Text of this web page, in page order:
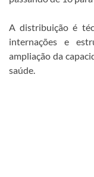
A distribuição é
internações e
ampliação da
saúde.